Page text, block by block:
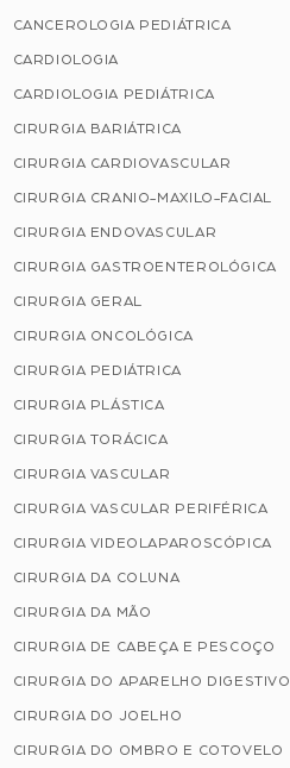
CANCEROLOGIA PEDIÁTRICA
CARDIOLOGIA
CARDIOLOGIA PEDIÁTRICA
CIRURGIA BARIÁTRICA
CIRURGIA CARDIOVASCULAR
CIRURGIA CRANIO-MAXILO-FACIAL
CIRURGIA ENDOVASCULAR
CIRURGIA GASTROENTEROLÓGICA
CIRURGIA GERAL
CIRURGIA ONCOLÓGICA
CIRURGIA PEDIÁTRICA
CIRURGIA PLÁSTICA
CIRURGIA TORÁCICA
CIRURGIA VASCULAR
CIRURGIA VASCULAR PERIFÉRICA
CIRURGIA VIDEOLAPAROSCÓPICA
CIRURGIA DA COLUNA
CIRURGIA DA MÃO
CIRURGIA DE CABEÇA E PESCOÇO
CIRURGIA DO APARELHO DIGESTIVO
CIRURGIA DO JOELHO
CIRURGIA DO OMBRO E COTOVELO